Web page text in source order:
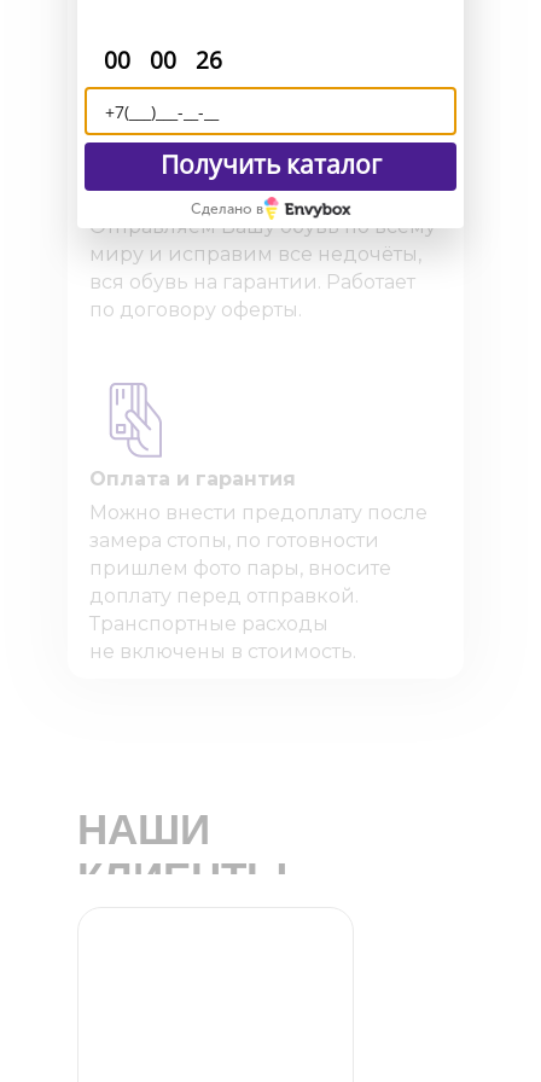
Доставка и возврат
Отправляем Вашу обувь по всему
миру и исправим все недочёты,
вся обувь на гарантии. Работает
по договору оферты.
Оплата и гарантия
Можно внести предоплату после
замера стопы, по готовности
пришлем фото пары, вносите
доплату перед отправкой.
Транспортные расходы
не включены в стоимость.
НАШИ
КЛИЕНТЫ
00 00 26
Получить каталог
Сделано в